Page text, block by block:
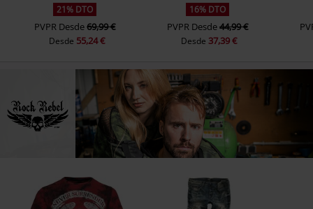
21% DTO
PVPR Desde69,99 €
Desde 55,24 €
16% DTO
PVPR Desde44,99 €
Desde37,39 €